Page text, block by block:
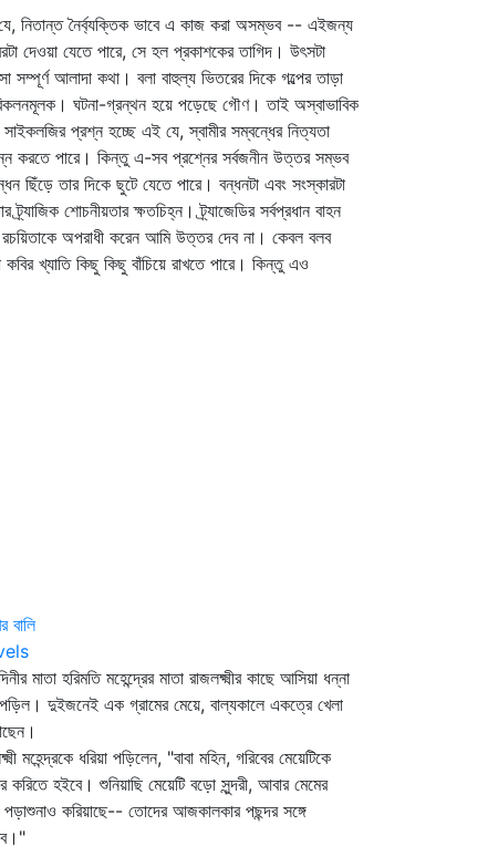
নিতান্ত নৈর্ব্যক্তিক ভাবে এ কাজ করা অসম্ভব -- এইজন্য
দেওয়া যেতে পারে, সে হল প্রকাশকের তাগিদ। উৎসটা
আলাদা কথা। বলা বাহুল্য ভিতরের দিকে গল্পের তাড়া
ঘটনা-গ্রন্থন হয়ে পড়েছে গৌণ। তাই অস্বাভাবিক
প্রশ্ন হচ্ছে এই যে, স্বামীর সম্বন্ধের নিত্যতা
করতে পারে। কিন্তু এ-সব প্রশ্নের সর্বজনীন উত্তর সম্ভব
ছিঁড়ে তার দিকে ছুটে যেতে পারে। বন্ধনটা এবং সংস্কারটা
শোচনীয়তার ক্ষতচিহ্ন। ট্র্যাজেডির সর্বপ্রধান বাহন
রচয়িতাকে অপরাধী করেন আমি উত্তর দেব না। কেবল বলব
খ্যাতি কিছু কিছু বাঁচিয়ে রাখতে পারে। কিন্তু এও
বালি
মাতা হরিমতি মহেন্দ্রের মাতা রাজলক্ষ্মীর কাছে আসিয়া ধন্না
পড়িল। দুইজনেই এক গ্রামের মেয়ে, বাল্যকালে একত্রে খেলা
মহেন্দ্রকে ধরিয়া পড়িলেন, "বাবা মহিন, গরিবের মেয়েটিকে
করিতে হইবে। শুনিয়াছি মেয়েটি বড়ো সুন্দরী, আবার মেমের
পড়াশুনাও করিয়াছে-- তোদের আজকালকার পছন্দর সঙ্গে